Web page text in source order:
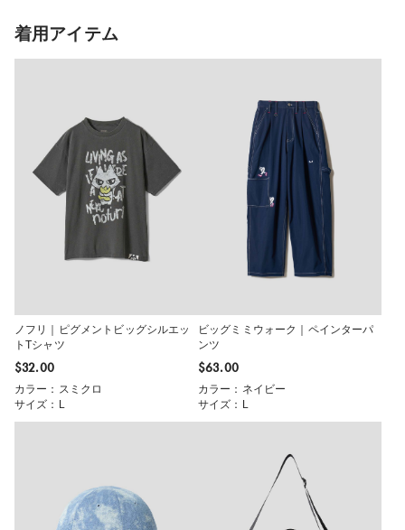
着用アイテム
ノフリ｜ピグメントビッグシルエッ
トTシャツ
$‌32.00
カラー：スミクロ
サイズ：L
ビッグミミウォーク｜ペインターパ
ンツ
$‌63.00
カラー：ネイビー
サイズ：L